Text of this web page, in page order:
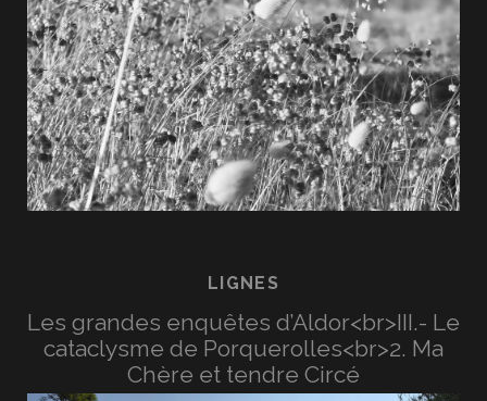
LIGNES
Les grandes enquêtes d’Aldor<br>III.- Le
cataclysme de Porquerolles<br>2. Ma
Chère et tendre Circé